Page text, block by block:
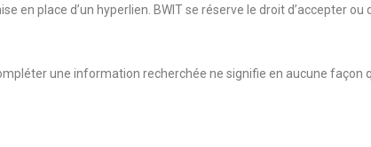
en place d’un hyperlien. BWIT se réserve le droit d’accepter
une information recherchée ne signifie en aucune